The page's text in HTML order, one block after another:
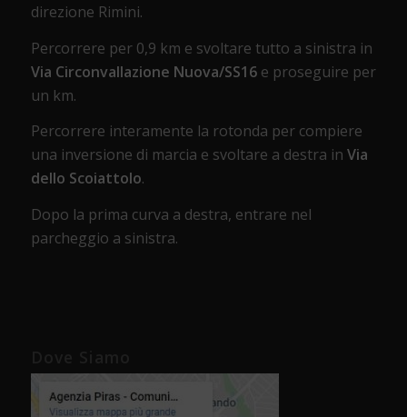
direzione Rimini.
Percorrere per 0,9 km e svoltare tutto a sinistra in
Via Circonvallazione Nuova/SS16e proseguire per
un km.
Percorrere interamente la rotonda per compiere
una inversione di marcia e svoltare a destra in Via
dello Scoiattolo.
Dopo la prima curva a destra, entrare nel
parcheggio a sinistra.